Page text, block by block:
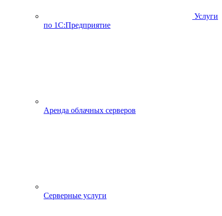
Услуги
по 1С:Предприятие
Аренда облачных серверов
Серверные услуги